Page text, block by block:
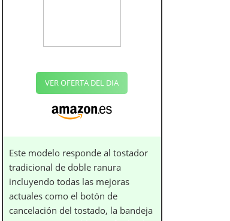
VER OFERTA DEL DIA
Este modelo responde al tostador
tradicional de doble ranura
incluyendo todas las mejoras
actuales como el botón de
cancelación del tostado, la bandeja